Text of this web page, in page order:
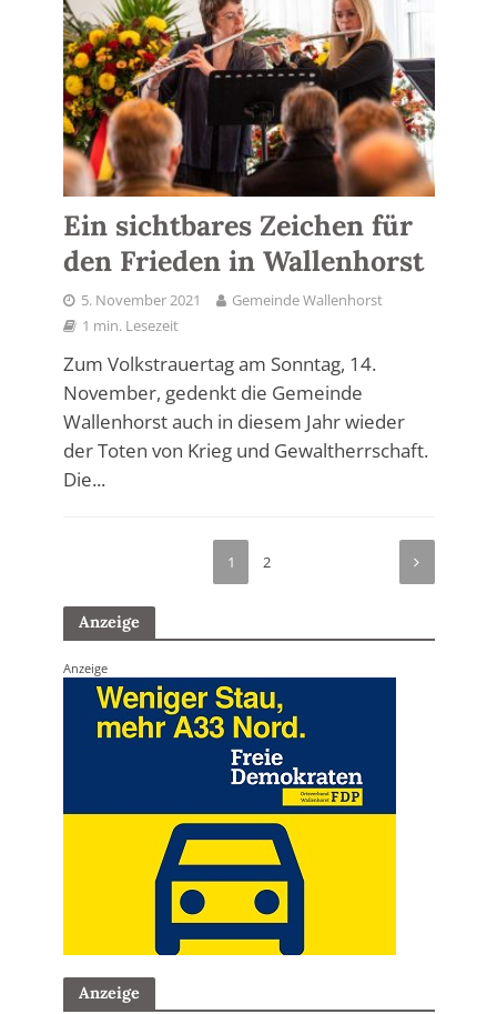
Ein sichtbares Zeichen für
den Frieden in Wallenhorst
5. November 2021
Gemeinde Wallenhorst
1 min. Lesezeit
Zum Volkstrauertag am Sonntag, 14.
November, gedenkt die Gemeinde
Wallenhorst auch in diesem Jahr wieder
der Toten von Krieg und Gewaltherrschaft.
Die...
1 2
Anzeige
Anzeige
Anzeige